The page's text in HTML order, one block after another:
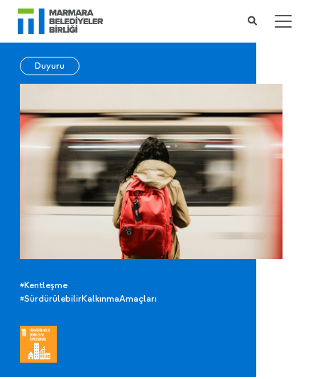
Duyuru
#Kentleşme
#SürdürülebilirKalkınmaAmaçları